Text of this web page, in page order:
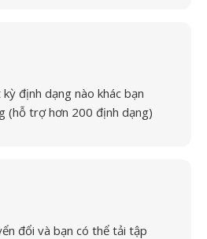
định dạng nào khác bạn
(hỗ trợ hơn 200 định dạng)
đổi và bạn có thể tải tập